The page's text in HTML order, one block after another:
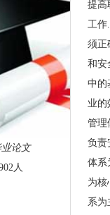
论文
人
提高
工作
须正
和安
中的
业的
管理
负责
体系
为核
系